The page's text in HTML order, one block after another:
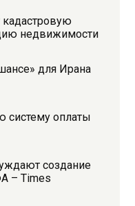
недвижимости
для Ирана
систему оплаты
создание
– Times